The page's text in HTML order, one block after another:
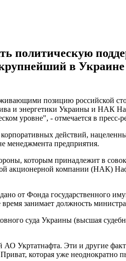
политическую
в
позицию российской
и энергетики Украины и НАК
уровне", - отмечается в пресс-
действий,
менеджмента предприятия.
которым принадлежит в
акционерной компании (НАК)
от Фонда государственного
занимает должность
суда Украины (высшая
Укртатнафта. Эти и другие
которая уже неоднократно